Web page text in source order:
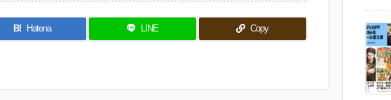
B! Hatena LINE Copy